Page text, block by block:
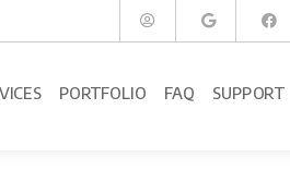
PORTFOLIO FAQ SUPPORT